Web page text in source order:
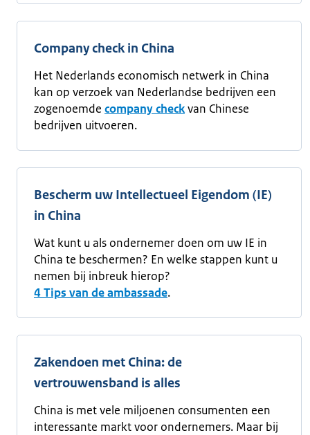
Company check in China
Het Nederlands economisch netwerk in China
kan op verzoek van Nederlandse bedrijven een
zogenoemde company checkvan Chinese
bedrijven uitvoeren.
Bescherm uw Intellectueel Eigendom (IE)
in China
Wat kunt u als ondernemer doen om uw IE in
China te beschermen? En welke stappen kunt u
nemen bij inbreuk hierop?
4 Tips van de ambassade.
Zakendoen met China: de
vertrouwensband is alles
China is met vele miljoenen consumenten een
interessante markt voor ondernemers. Maar bij